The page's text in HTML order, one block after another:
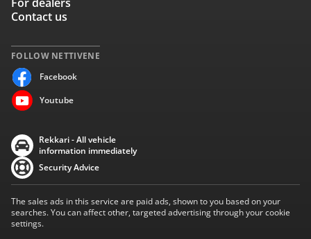
FOLLOW NETTIVENE
Facebook
Youtube
Contact us
Rekkari - All vehicle
information immediately
Security Advice
The sales ads in this service are paid ads, shown to you based on your
searches. You can affect other, targeted advertising through your cookie
settings.